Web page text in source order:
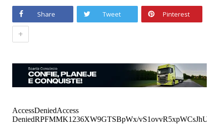
Share Tweet Pinterest
+